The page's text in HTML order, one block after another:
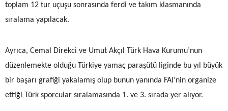
toplam 12 tur uçuşu sonrasında ferdi ve takım klasmanında
sıralama yapılacak.
Ayrıca, Cemal Direkci ve Umut Akçıl Türk Hava Kurumu’nun
düzenlemekte olduğu Türkiye yamaç paraşütü liginde bu yıl büyük
bir başarı grafiği yakalamış olup bunun yanında FAI’nin organize
ettiği Türk sporcular sıralamasında 1. ve 3. sırada yer alıyor.